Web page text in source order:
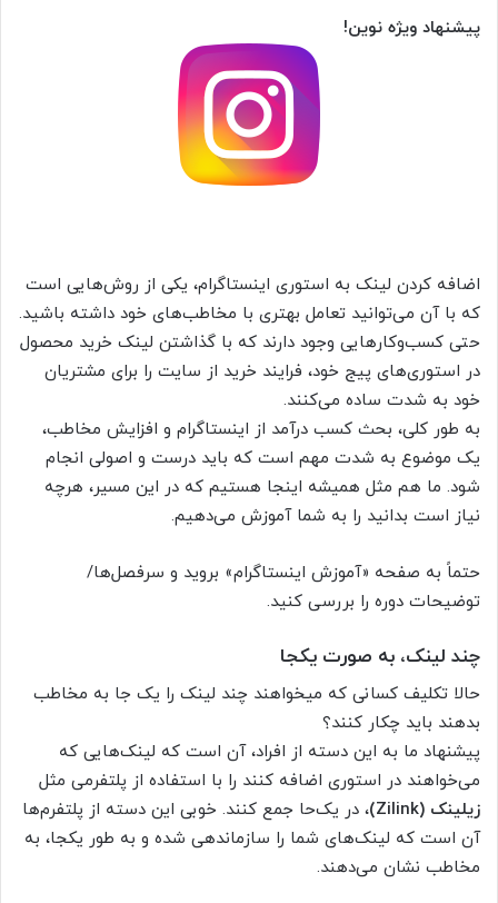
پیشنهاد ویژه نوین!
اضافه کردن لینک به استوری اینستاگرام، یکی از روش‌هایی است
که با آن می‌توانید تعامل بهتری با مخاطب‌های خود داشته باشید.
حتی کسب‌وکارهایی وجود دارند که با گذاشتن لینک خرید محصول
در استوری‌های پیج خود، فرایند خرید از سایت را برای مشتریان
خود به شدت ساده می‌کنند.
به طور کلی، بحث کسب درآمد از اینستاگرام و افزایش مخاطب،
یک موضوع به شدت مهم است که باید درست و اصولی انجام
شود. ما هم مثل همیشه اینجا هستیم که در این مسیر، هرچه
نیاز است بدانید را به شما آموزش می‌دهیم.
حتماً به صفحه «آموزش اینستاگرام» بروید و سرفصل‌ها/
توضیحات دوره را بررسی کنید.
چند لینک، به صورت یکجا
حالا تکلیف کسانی که میخواهند چند لینک را یک جا به مخاطب
بدهند باید چکار کنند؟
پیشنهاد ما به این دسته از افراد، آن است که لینک‌هایی که
می‌خواهند در استوری اضافه کنند را با استفاده از پلتفرمی مثل
زیلینک (Zilink)
، در یک‌حا جمع کنند. خوبی این دسته از پلتفرم‌ها
آن است که لینک‌های شما را سازماندهی شده و به طور یکجا، به
مخاطب نشان می‌دهند.